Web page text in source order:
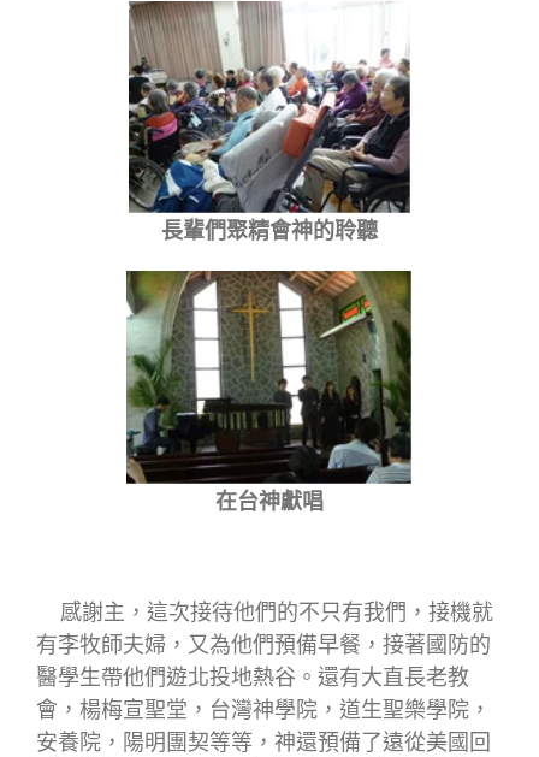
長輩們聚精會神的聆聽
在台神獻唱
感謝主，這次接待他們的不只有我們，接機就
有李牧師夫婦，又為他們預備早餐，接著國防的
醫學生帶他們遊北投地熱谷。還有大直長老教
會，楊梅宣聖堂，台灣神學院，道生聖樂學院，
安養院，陽明團契等等，神還預備了遠從美國回